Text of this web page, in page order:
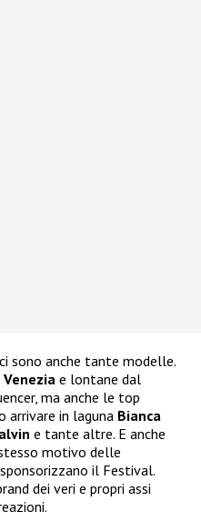
sono anche tante modelle.
e lontane dal
ma anche le top
arrivare in laguna Bianca
e tante altre. E anche
motivo delle
il Festival.
dei veri e propri assi